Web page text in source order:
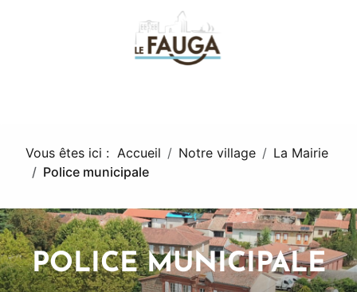
Vous êtes ici : Accueil Notre village
La Mairie
Police municipale
POLICE MUNICIPALE